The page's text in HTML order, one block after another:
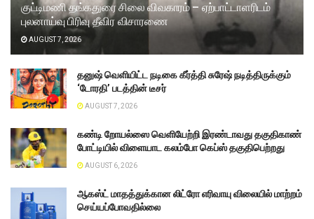
குட்டிமணி தங்கதுரை சிலை விவகாரம் – ஏற்பாட்டாளரிடம்
புலனாய்வு பிரிவு தீவிர விசாரணை
AUGUST 7, 2026
தனுஷ் வெளியிட்ட நடிகை கீர்த்தி சுரேஷ் நடித்திருக்கும்
‘டோரதி’ படத்தின் டீசர்
AUGUST 7, 2026
கண்டி றோயல்ஸை வெளியேற்றி இரண்டாவது தகுதிகாண்
போட்டியில் விளையாட கலம்போ கெப்ஸ் தகுதிபெற்றது
AUGUST 6, 2026
ஆகஸ்ட் மாதத்துக்கான லிட்ரோ எரிவாயு விலையில் மாற்றம்
செய்யப்போவதில்லை